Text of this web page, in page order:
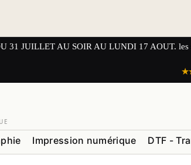
31 JUILLET AU SOIR AU LUNDI 17 AOUT.
Impression numérique DTF -